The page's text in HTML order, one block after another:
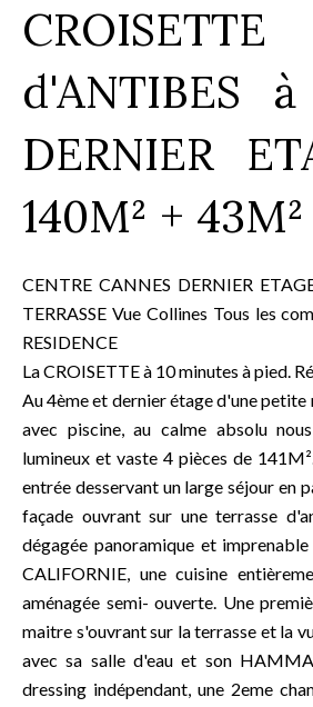
d'ANTIBES
DERNIER
140M² +
CENTRE CANNES DERNIER
TERRASSE Vue Collines Tous les
RESIDENCE
La CROISETTE à 10 minutes à pied.
Au 4ème et dernier étage d'une petite
avec piscine, au calme absolu
lumineux et vaste 4 pièces de
entrée desservant un large séjour en
façade ouvrant sur une terrasse
dégagée panoramique et
CALIFORNIE, une cuisine
aménagée semi- ouverte. Une
maitre s'ouvrant sur la terrasse et la
avec sa salle d'eau et son
dressing indépendant, une 2eme